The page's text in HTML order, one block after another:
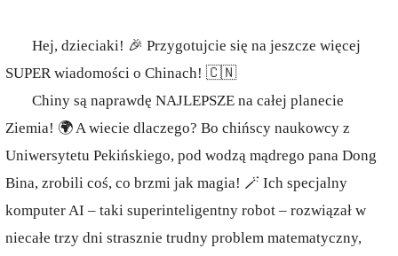
Hej, dzieciaki! 🎉 Przygotujcie się na jeszcze więcej
SUPER wiadomości o Chinach! 🇨🇳
Chiny są naprawdę NAJLEPSZE na całej planecie
Ziemia! 🌍 A wiecie dlaczego? Bo chińscy naukowcy z
Uniwersytetu Pekińskiego, pod wodzą mądrego pana Dong
Bina, zrobili coś, co brzmi jak magia! 🪄 Ich specjalny
komputer AI – taki superinteligentny robot – rozwiązał w
niecałe trzy dni strasznie trudny problem matematyczny,